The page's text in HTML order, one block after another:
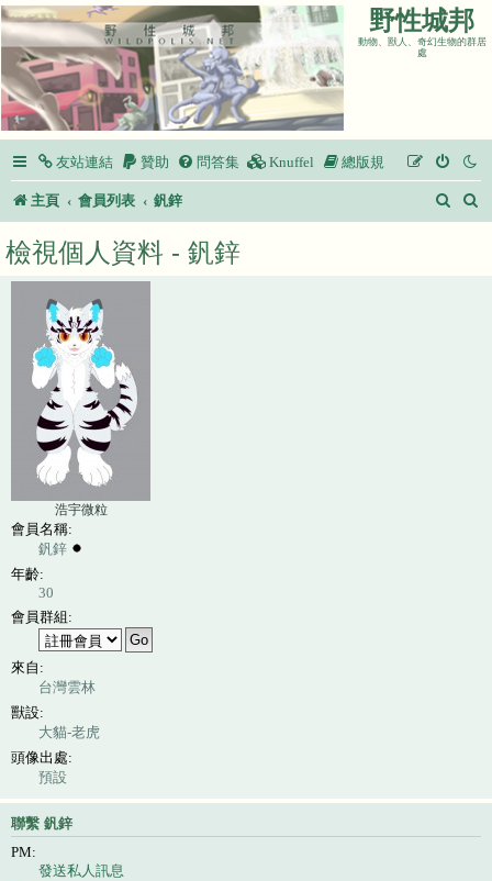
野性城邦
動物、獸人、奇幻生物的群居
處
友站連結 贊助 問答集 Knuffel 總版規
主頁 會員列表 釩鋅
搜
檢視個人資料 - 釩鋅
浩宇微粒
會員名稱:
釩鋅
年齡:
30
會員群組:
來自:
台灣雲林
獸設:
大貓-老虎
頭像出處:
預設
聯繫 釩鋅
PM:
發送私人訊息